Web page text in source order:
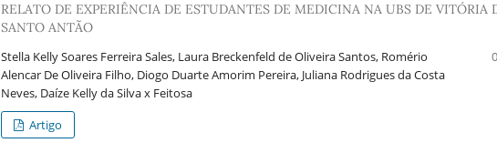
RELATO DE EXPERIÊNCIA DE ESTUDANTES DE MEDICINA NA UBS DE VITÓRIA
SANTO ANTÃO
Stella Kelly Soares Ferreira Sales, Laura Breckenfeld de Oliveira Santos, Romério
Alencar De Oliveira Filho, Diogo Duarte Amorim Pereira, Juliana Rodrigues da Costa
Neves, Daíze Kelly da Silva x Feitosa
Artigo